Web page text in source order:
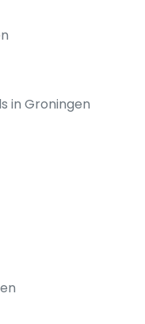
in Groningen